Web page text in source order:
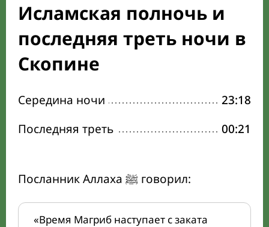
Исламская полночь и
последняя треть ночи в
Скопине
Середина ночи
23:18
Последняя треть
00:21
Посланник Аллаха ﷺ говорил:
«Время Магриб наступает с заката